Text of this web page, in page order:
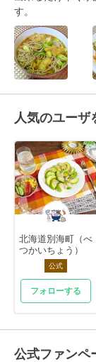
す。
人気のユーザ
北海道別海町（べ
つかいちょう）
公式
フォローする
公式ファンペ